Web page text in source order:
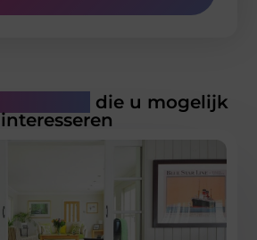
die u mogelijk
interesseren